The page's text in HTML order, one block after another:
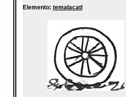
Elemento: temalacatl